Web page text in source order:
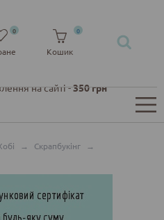
на сайті -350 грн
0
Кошик
0
→ Скрапбукінг
→